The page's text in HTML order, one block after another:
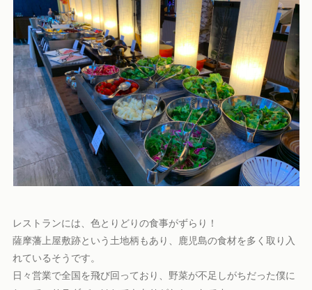
レストランには、色とりどりの食事がずらり！
薩摩藩上屋敷跡という土地柄もあり、鹿児島の食材を多く取り入
れているそうです。
日々営業で全国を飛び回っており、野菜が不足しがちだった僕に